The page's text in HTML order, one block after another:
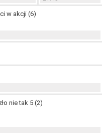
w akcji (6)
nie tak 5 (2)